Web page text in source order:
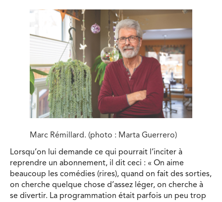
Marc Rémillard. (photo : Marta Guerrero)
Lorsqu’on lui demande ce qui pourrait l’inciter à
reprendre un abonnement, il dit ceci : « On aime
beaucoup les comédies (rires), quand on fait des sorties,
on cherche quelque chose d’assez léger, on cherche à
se divertir. La programmation était parfois un peu trop